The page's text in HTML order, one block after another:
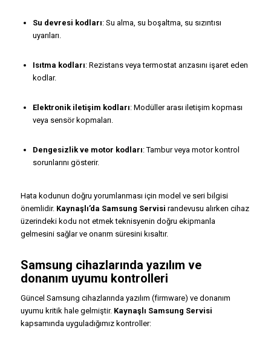
Su devresi kodları: Su alma, su boşaltma, su sızıntısı
uyarıları.
Isıtma kodları: Rezistans veya termostat arızasını işaret eden
kodlar.
Elektronik iletişim kodları: Modüller arası iletişim kopması
veya sensör kopmaları.
Dengesizlik ve motor kodları: Tambur veya motor kontrol
sorunlarını gösterir.
Hata kodunun doğru yorumlanması için model ve seri bilgisi
önemlidir. Kaynaşlı’da Samsung Servisi randevusu alırken cihaz
üzerindeki kodu not etmek teknisyenin doğru ekipmanla
gelmesini sağlar ve onarım süresini kısaltır.
Samsung cihazlarında yazılım ve
donanım uyumu kontrolleri
Güncel Samsung cihazlarında yazılım (firmware) ve donanım
uyumu kritik hale gelmiştir. Kaynaşlı Samsung Servisi
kapsamında uyguladığımız kontroller: